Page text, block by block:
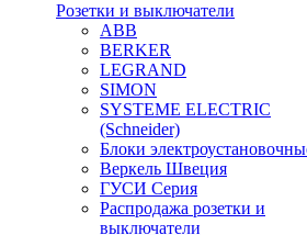
Розетки и выключатели
ABB
BERKER
LEGRAND
SIMON
SYSTEME ELECTRIC
(Schneider)
Блоки
Веркель Швеция
ГУСИ Серия
Распродажа розетки и
выключатели